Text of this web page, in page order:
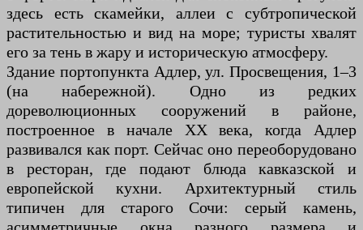
здесь есть скамейки, аллеи с субтропической
растительностью и вид на море; туристы хвалят
его за тень в жару и историческую атмосферу.
Здание портопункта Адлер, ул. Просвещения, 1–3
(на набережной). Одно из редких
дореволюционных сооружений в районе,
построенное в начале XX века, когда Адлер
развивался как порт. Сейчас оно переоборудовано
в ресторан, где подают блюда кавказской и
европейской кухни. Архитектурный стиль
типичен для старого Сочи: серый камень,